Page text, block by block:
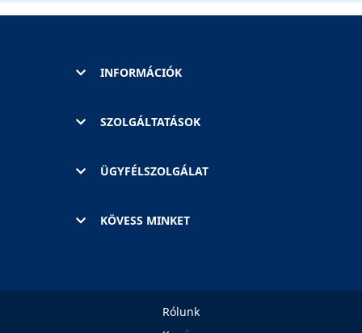
INFORMÁCIÓK
SZOLGÁLTATÁSOK
ÜGYFÉLSZOLGÁLAT
KÖVESS MINKET
Rólunk